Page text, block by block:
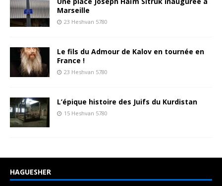
Marseille
23 Heshvan 5780
Le fils du Admour de Kalov en tournée en
France !
23 Heshvan 5780
L’épique histoire des Juifs du Kurdistan
15 Heshvan 5780
HAGUESHER